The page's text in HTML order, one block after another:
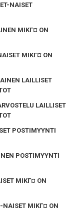
NAISET
MIKГ¤ ON
MIKГ¤ ON
LAILLISET
LAILLISET
POSTIMYYNTI
POSTIMYYNTI
MIKГ¤ ON
NAISET MIKГ¤ ON